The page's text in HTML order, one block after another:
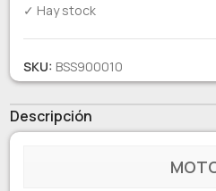
✓ Hay stock
SKU: BSS900010
Descripción